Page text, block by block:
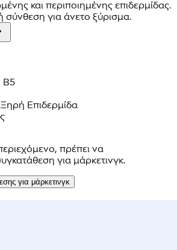
και περιποιημένης επιδερμίδας.
σύνθεση για άνετο ξύρισμα.
B5
Ξηρή Επιδερμίδα
πρέπει να
για μάρκετινγκ.
για μάρκετινγκ